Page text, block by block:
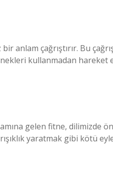
anlam çağrıştırır. Bu
kullanmadan hareket
gelen fitne, dilimizde
yaratmak gibi kötü